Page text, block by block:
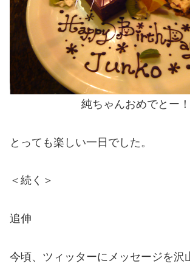
純ちゃんおめでとー！
とっても楽しい一日でした。
＜続く＞
追伸
今頃、ツィッターにメッセージを沢